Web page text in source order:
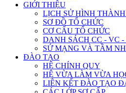
GIỚI THIỆU
LỊCH SỬ HÌNH
SƠ ĐỒ TỔ CHỨC
CƠ CẤU TỔ CHỨC
DANH SÁCH CC - VC
SỨ MẠNG VÀ TẦM
ĐÀO TẠO
HỆ CHÍNH QUY
HỆ VỪA LÀM VỪA
LIÊN KẾT ĐÀO TẠO